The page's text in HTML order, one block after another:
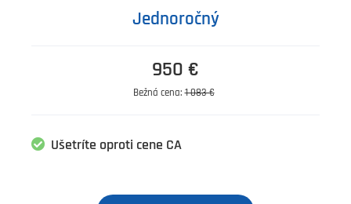
Jednoročný
950 €
Bežná cena:1 083 €
Ušetríte oproti cene CA